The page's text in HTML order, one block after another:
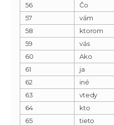
56
Čo
57
vám
58
ktorom
59
vás
60
Ako
61
ja
62
iné
63
vtedy
64
kto
65
tieto